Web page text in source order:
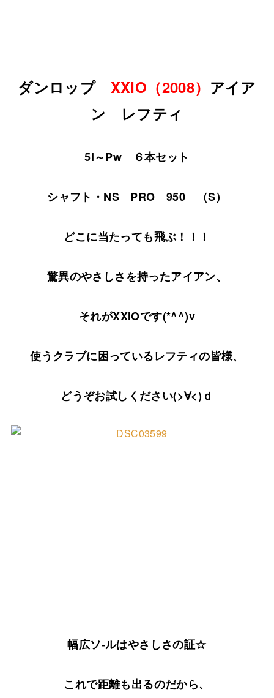
ダンロップ XXIO（2008） アイア
ン レフティ
5I～Pw ６本セット
シャフト・NS PRO 950 （S）
どこに当たっても飛ぶ！！！
驚異のやさしさを持ったアイアン、
それがXXIOです(*^^)v
使うクラブに困っているレフティの皆様、
どうぞお試しください(>∀<)ｄ
幅広ソ-ルはやさしさの証☆
これで距離も出るのだから、